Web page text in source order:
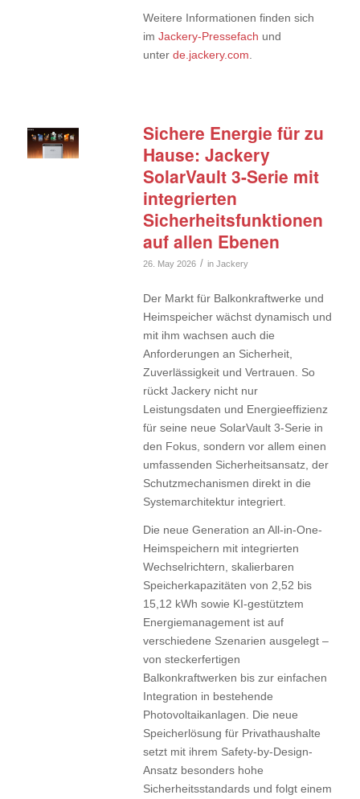
Weitere Informationen finden sich
im Jackery-Pressefach und
unter de.jackery.com
Sichere Energie für zu
Hause: Jackery
SolarVault 3-Serie mit
integrierten
Sicherheitsfunktionen
auf allen Ebenen
26. May 2026 / in Jackery
Der Markt für Balkonkraftwerke und
Heimspeicher wächst dynamisch und
mit ihm wachsen auch die
Anforderungen an Sicherheit,
Zuverlässigkeit und Vertrauen. So
rückt Jackery nicht nur
Leistungsdaten und Energieeffizienz
für seine neue SolarVault 3-Serie in
den Fokus, sondern vor allem einen
umfassenden Sicherheitsansatz, der
Schutzmechanismen direkt in die
Systemarchitektur integriert.
Die neue Generation an All-in-One-
Heimspeichern mit integrierten
Wechselrichtern, skalierbaren
Speicherkapazitäten von 2,52 bis
15,12 kWh sowie KI-gestütztem
Energiemanagement ist auf
verschiedene Szenarien ausgelegt –
von steckerfertigen
Balkonkraftwerken bis zur einfachen
Integration in bestehende
Photovoltaikanlagen. Die neue
Speicherlösung für Privathaushalte
setzt mit ihrem Safety-by-Design-
Ansatz besonders hohe
Sicherheitsstandards und folgt einem